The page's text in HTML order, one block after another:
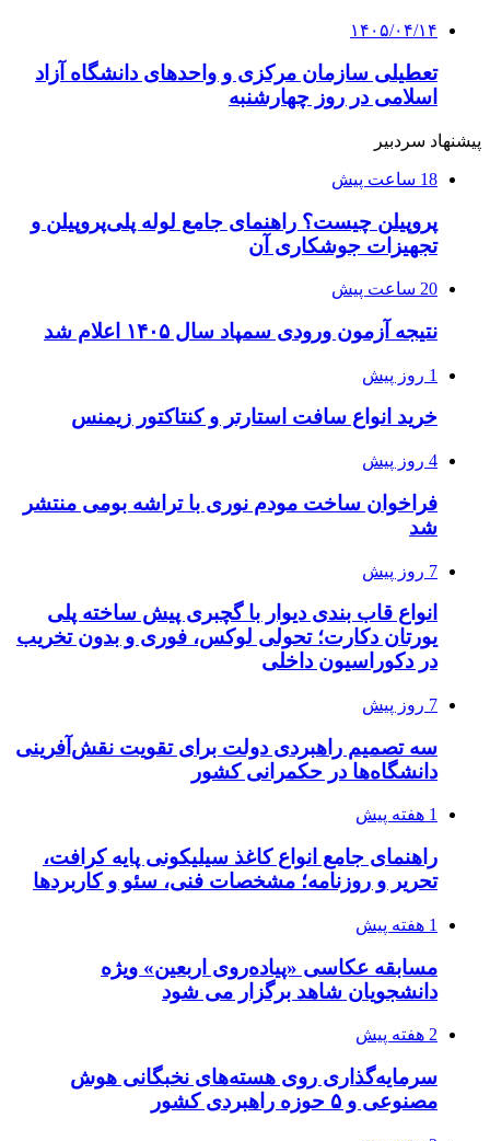
۱۴۰۵/۰۴/۱۴
تعطیلی سازمان مرکزی و واحدهای دانشگاه آزاد
اسلامی در روز چهارشنبه
پیشنهاد سردبیر
18 ساعت پیش
پروپیلن چیست؟ راهنمای جامع لوله پلی‌پروپیلن و
تجهیزات جوشکاری آن
20 ساعت پیش
نتیجه آزمون ورودی سمپاد سال ۱۴۰۵ اعلام شد
1 روز پیش
خرید انواع سافت استارتر و کنتاکتور زیمنس
4 روز پیش
فراخوان ساخت مودم نوری با تراشه بومی منتشر
شد
7 روز پیش
انواع قاب بندی دیوار با گچبری پیش ساخته پلی
یورتان دکارت؛ تحولی لوکس، فوری و بدون تخریب
در دکوراسیون داخلی
7 روز پیش
سه تصمیم راهبردی دولت برای تقویت نقش‌آفرینی
دانشگاه‌ها در حکمرانی کشور
1 هفته پیش
راهنمای جامع انواع کاغذ سیلیکونی پایه کرافت،
تحریر و روزنامه؛ مشخصات فنی، سئو و کاربردها
1 هفته پیش
مسابقه عکاسی «پیاده‌روی اربعین» ویژه
دانشجویان شاهد برگزار می شود
2 هفته پیش
سرمایه‌گذاری روی هسته‌های نخبگانی هوش
مصنوعی و ۵ حوزه راهبردی کشور